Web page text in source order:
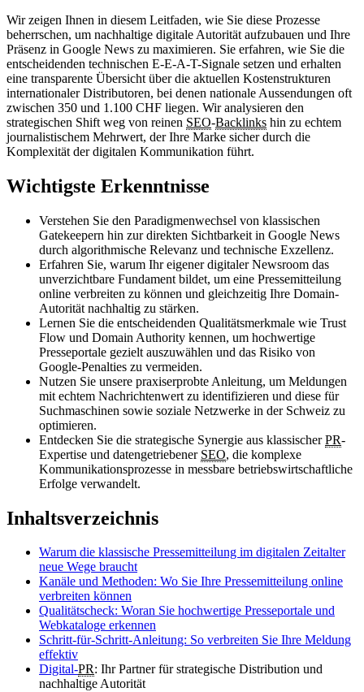
Wir zeigen Ihnen in diesem Leitfaden, wie Sie diese Prozesse
beherrschen, um nachhaltige digitale Autorität aufzubauen und Ihre
Präsenz in Google News zu maximieren. Sie erfahren, wie Sie die
entscheidenden technischen E-E-A-T-Signale setzen und erhalten
eine transparente Übersicht über die aktuellen Kostenstrukturen
internationaler Distributoren, bei denen nationale Aussendungen oft
zwischen 350 und 1.100 CHF liegen. Wir analysieren den
strategischen Shift weg von reinen SEO-Backlinks hin zu echtem
journalistischem Mehrwert, der Ihre Marke sicher durch die
Komplexität der digitalen Kommunikation führt.
Wichtigste Erkenntnisse
Verstehen Sie den Paradigmenwechsel von klassischen
Gatekeepern hin zur direkten Sichtbarkeit in Google News
durch algorithmische Relevanz und technische Exzellenz.
Erfahren Sie, warum Ihr eigener digitaler Newsroom das
unverzichtbare Fundament bildet, um eine Pressemitteilung
online verbreiten zu können und gleichzeitig Ihre Domain-
Autorität nachhaltig zu stärken.
Lernen Sie die entscheidenden Qualitätsmerkmale wie Trust
Flow und Domain Authority kennen, um hochwertige
Presseportale gezielt auszuwählen und das Risiko von
Google-Penalties zu vermeiden.
Nutzen Sie unsere praxiserprobte Anleitung, um Meldungen
mit echtem Nachrichtenwert zu identifizieren und diese für
Suchmaschinen sowie soziale Netzwerke in der Schweiz zu
optimieren.
Entdecken Sie die strategische Synergie aus klassischerPR-
Expertise und datengetriebener SEO, die komplexe
Kommunikationsprozesse in messbare betriebswirtschaftliche
Erfolge verwandelt.
Inhaltsverzeichnis
Warum die klassische Pressemitteilung im digitalen Zeitalter
neue Wege braucht
Kanäle und Methoden: Wo Sie Ihre Pressemitteilung online
verbreiten können
Qualitätscheck: Woran Sie hochwertige Presseportale und
Webkataloge erkennen
Schritt-für-Schritt-Anleitung: So verbreiten Sie Ihre Meldung
effektiv
Digital-PR: Ihr Partner für strategische Distribution und
nachhaltige Autorität